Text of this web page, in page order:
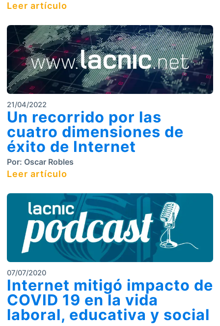
Leer artículo
21/04/2022
Un recorrido por las
cuatro dimensiones de
éxito de Internet
Por: Oscar Robles
Leer artículo
07/07/2020
Internet mitigó impacto de
COVID 19 en la vida
laboral, educativa y social